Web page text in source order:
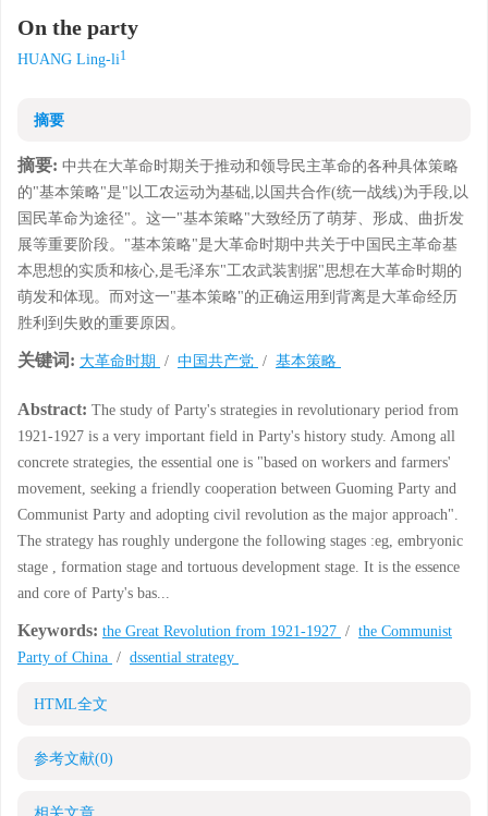
On the party
HUANG Ling-li1
摘要
摘要: 中共在大革命时期关于推动和领导民主革命的各种具体策略
的"基本策略"是"以工农运动为基础,以国共合作(统一战线)为手段,以
国民革命为途径"。这一"基本策略"大致经历了萌芽、形成、曲折发
展等重要阶段。"基本策略"是大革命时期中共关于中国民主革命基
本思想的实质和核心,是毛泽东"工农武装割据"思想在大革命时期的
萌发和体现。而对这一"基本策略"的正确运用到背离是大革命经历
胜利到失败的重要原因。
关键词: 大革命时期 / 中国共产党 / 基本策略
Abstract: The study of Party's strategies in revolutionary period from
1921-1927 is a very important field in Party's history study. Among all
concrete strategies, the essential one is "based on workers and farmers'
movement, seeking a friendly cooperation between Guoming Party and
Communist Party and adopting civil revolution as the major approach".
The strategy has roughly undergone the following stages :eg, embryonic
stage , formation stage and tortuous development stage. It is the essence
and core of Party's bas...
Keywords: the Great Revolution from 1921-1927 / the Communist
Party of China / dssential strategy
HTML全文
参考文献(0)